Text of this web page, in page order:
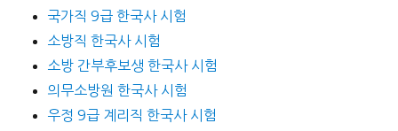
국가직 9급 한국사 시험
소방직 한국사 시험
소방 간부후보생 한국사 시험
의무소방원 한국사 시험
우정 9급 계리직 한국사 시험